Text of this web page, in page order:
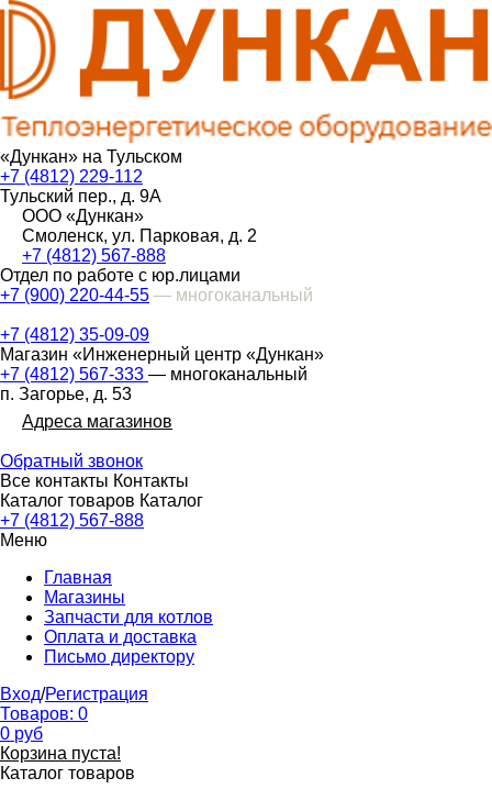
«Дункан» на Тульском
+7 (4812) 229-112
Тульский пер., д. 9А
ООО «Дункан»
Смоленск, ул. Парковая, д. 2
+7 (4812) 567-888
Отдел по работе с юр.лицами
+7 (900) 220-44-55 — многоканальный
+7 (4812) 35-09-09
Магазин «Инженерный центр «Дункан»
+7 (4812) 567-333 — многоканальный
п. Загорье, д. 53
Адреса магазинов
Обратный звонок
Все контакты Контакты
Каталог товаров Каталог
+7 (4812) 567-888
Меню
Главная
Магазины
Запчасти для котлов
Оплата и доставка
Письмо директору
Вход/Регистрация
Товаров: 0
0 руб
Корзина пуста!
Каталог товаров